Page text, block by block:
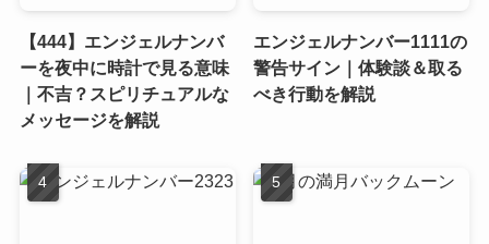
【444】エンジェルナンバ
ーを夜中に時計で見る意味
｜不吉？スピリチュアルな
メッセージを解説
エンジェルナンバー1111の
警告サイン｜体験談＆取る
べき行動を解説